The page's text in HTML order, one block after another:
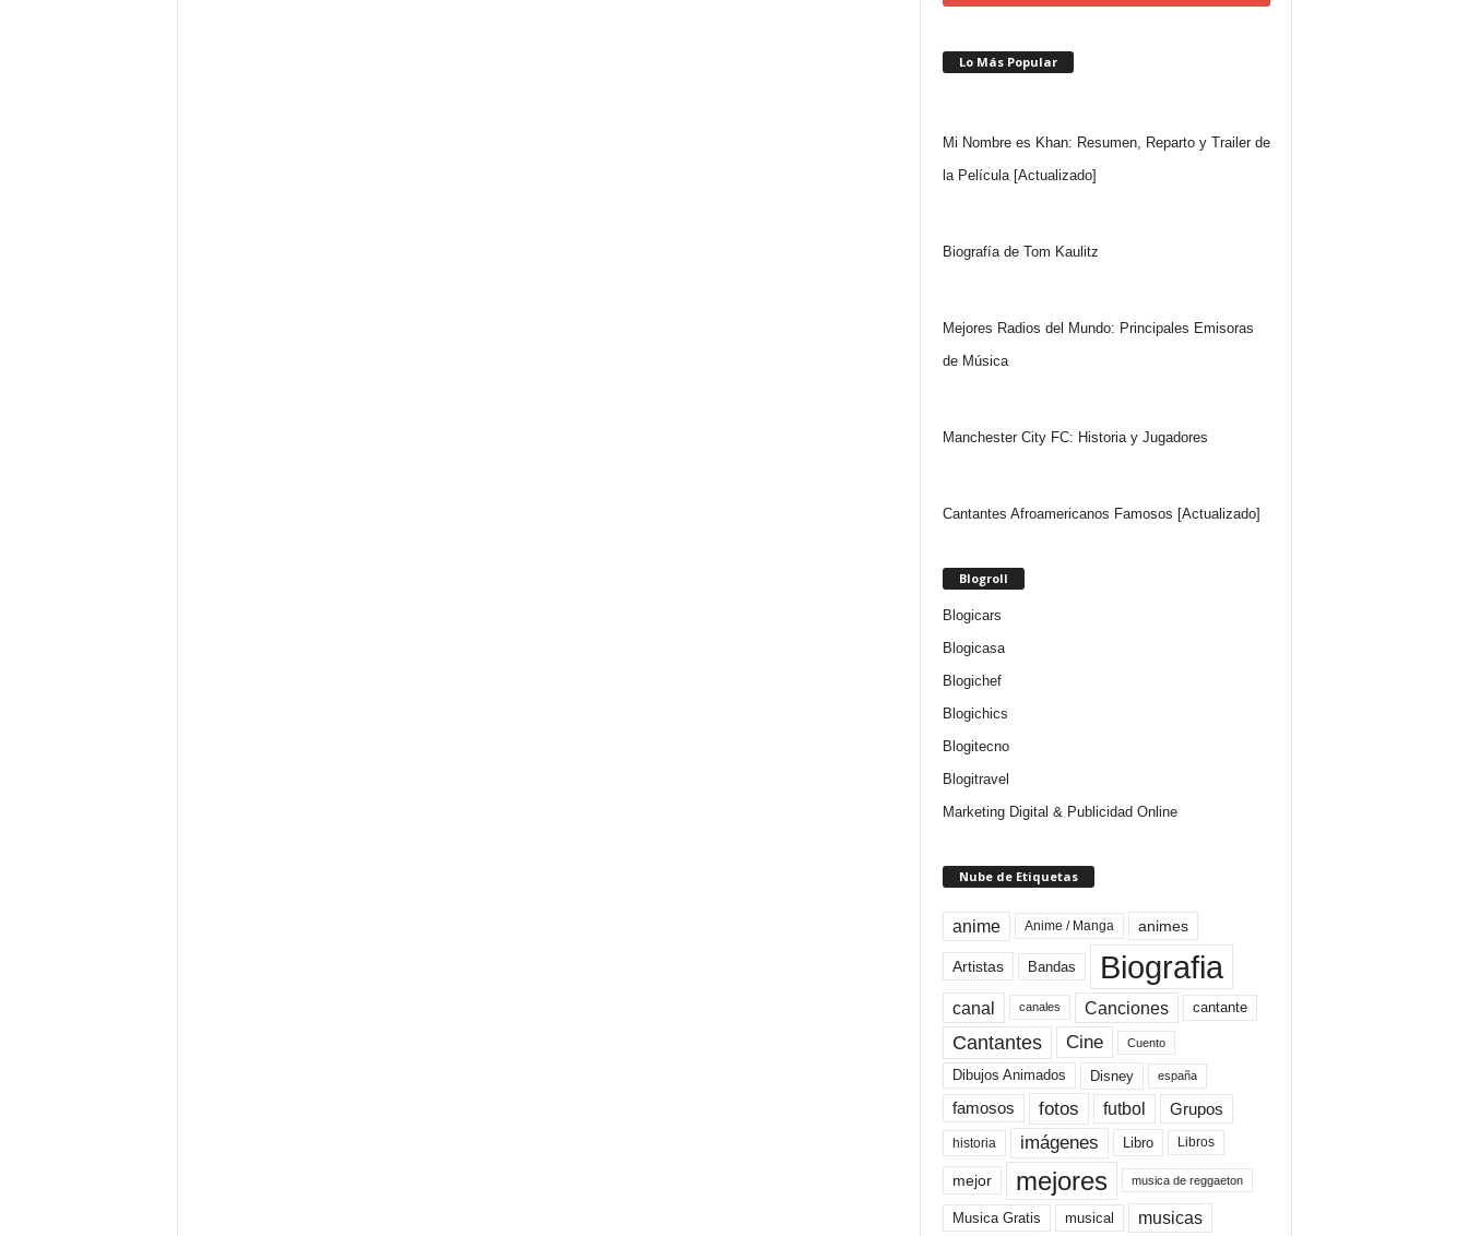
Lo Más Popular
Mi Nombre es Khan: Resumen, Reparto y Trailer de
la Película [Actualizado]
Biografía de Tom Kaulitz
Mejores Radios del Mundo: Principales Emisoras
de Música
Manchester City FC: Historia y Jugadores
Cantantes Afroamericanos Famosos [Actualizado]
Blogroll
Blogicars
Blogicasa
Blogichef
Blogichics
Blogitecno
Blogitravel
Marketing Digital & Publicidad Online
Nube de Etiquetas
anime Anime / Manga animes
Artistas Bandas Biografia
canal canales Canciones cantante
Cantantes Cine Cuento
Dibujos Animados Disney españa
famosos fotos futbol Grupos
historia imágenes Libro Libros
mejor mejores musica de reggaeton
Musica Gratis musical musicas